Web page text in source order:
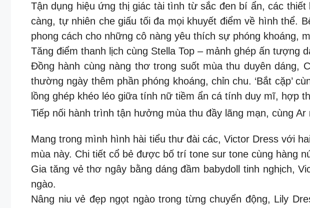
Tận dụng hiệu ứng thị giác tài tình từ sắc đen bí ẩn, các
càng, tự nhiên che giấu tối đa mọi khuyết điểm về hình thể.
phong cách cho những cô nàng yêu thích sự phóng khoáng,
Tăng điểm thanh lịch cùng Stella Top – mảnh ghép ấn tượng
Đồng hành cùng nàng thơ trong suốt mùa thu duyên dáng,
thường ngày thêm phần phóng khoáng, chỉn chu. ‘Bắt cặp’
lồng ghép khéo léo giữa tính nữ tiềm ẩn cá tính duy mĩ, hợp
Tiếp nối hành trình tận hưởng mùa thu đầy lãng mạn, cùng
Mang trong mình hình hài tiểu thư đài các, Victor Dress với
mùa này. Chi tiết cổ bẻ được bố trí tone sur tone cùng hàng
Gia tăng vẻ thơ ngây bằng dáng đầm babydoll tinh nghịch,
ngào.
Nâng niu vẻ đẹp ngọt ngào trong từng chuyển động, Lily